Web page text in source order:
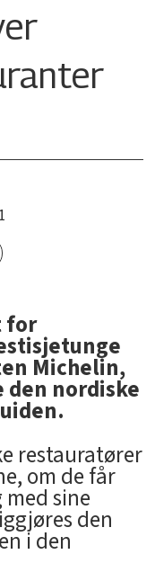
for
Michelin,
den nordiske
restauratører
om de får
sine
den
i den